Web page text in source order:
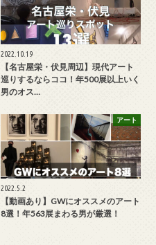
2022.10.19
【名古屋栄・伏見周辺】現代アート
巡りするならココ！年500展以上いく
男のオス…
アート
2022.5.2
【動画あり】GWにオススメのアート
8選！年563展まわる男が厳選！